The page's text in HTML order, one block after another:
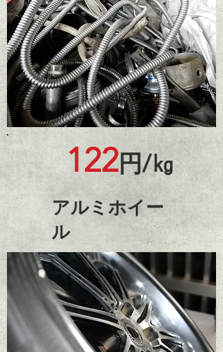
122円/㎏
​アルミホイー
ル